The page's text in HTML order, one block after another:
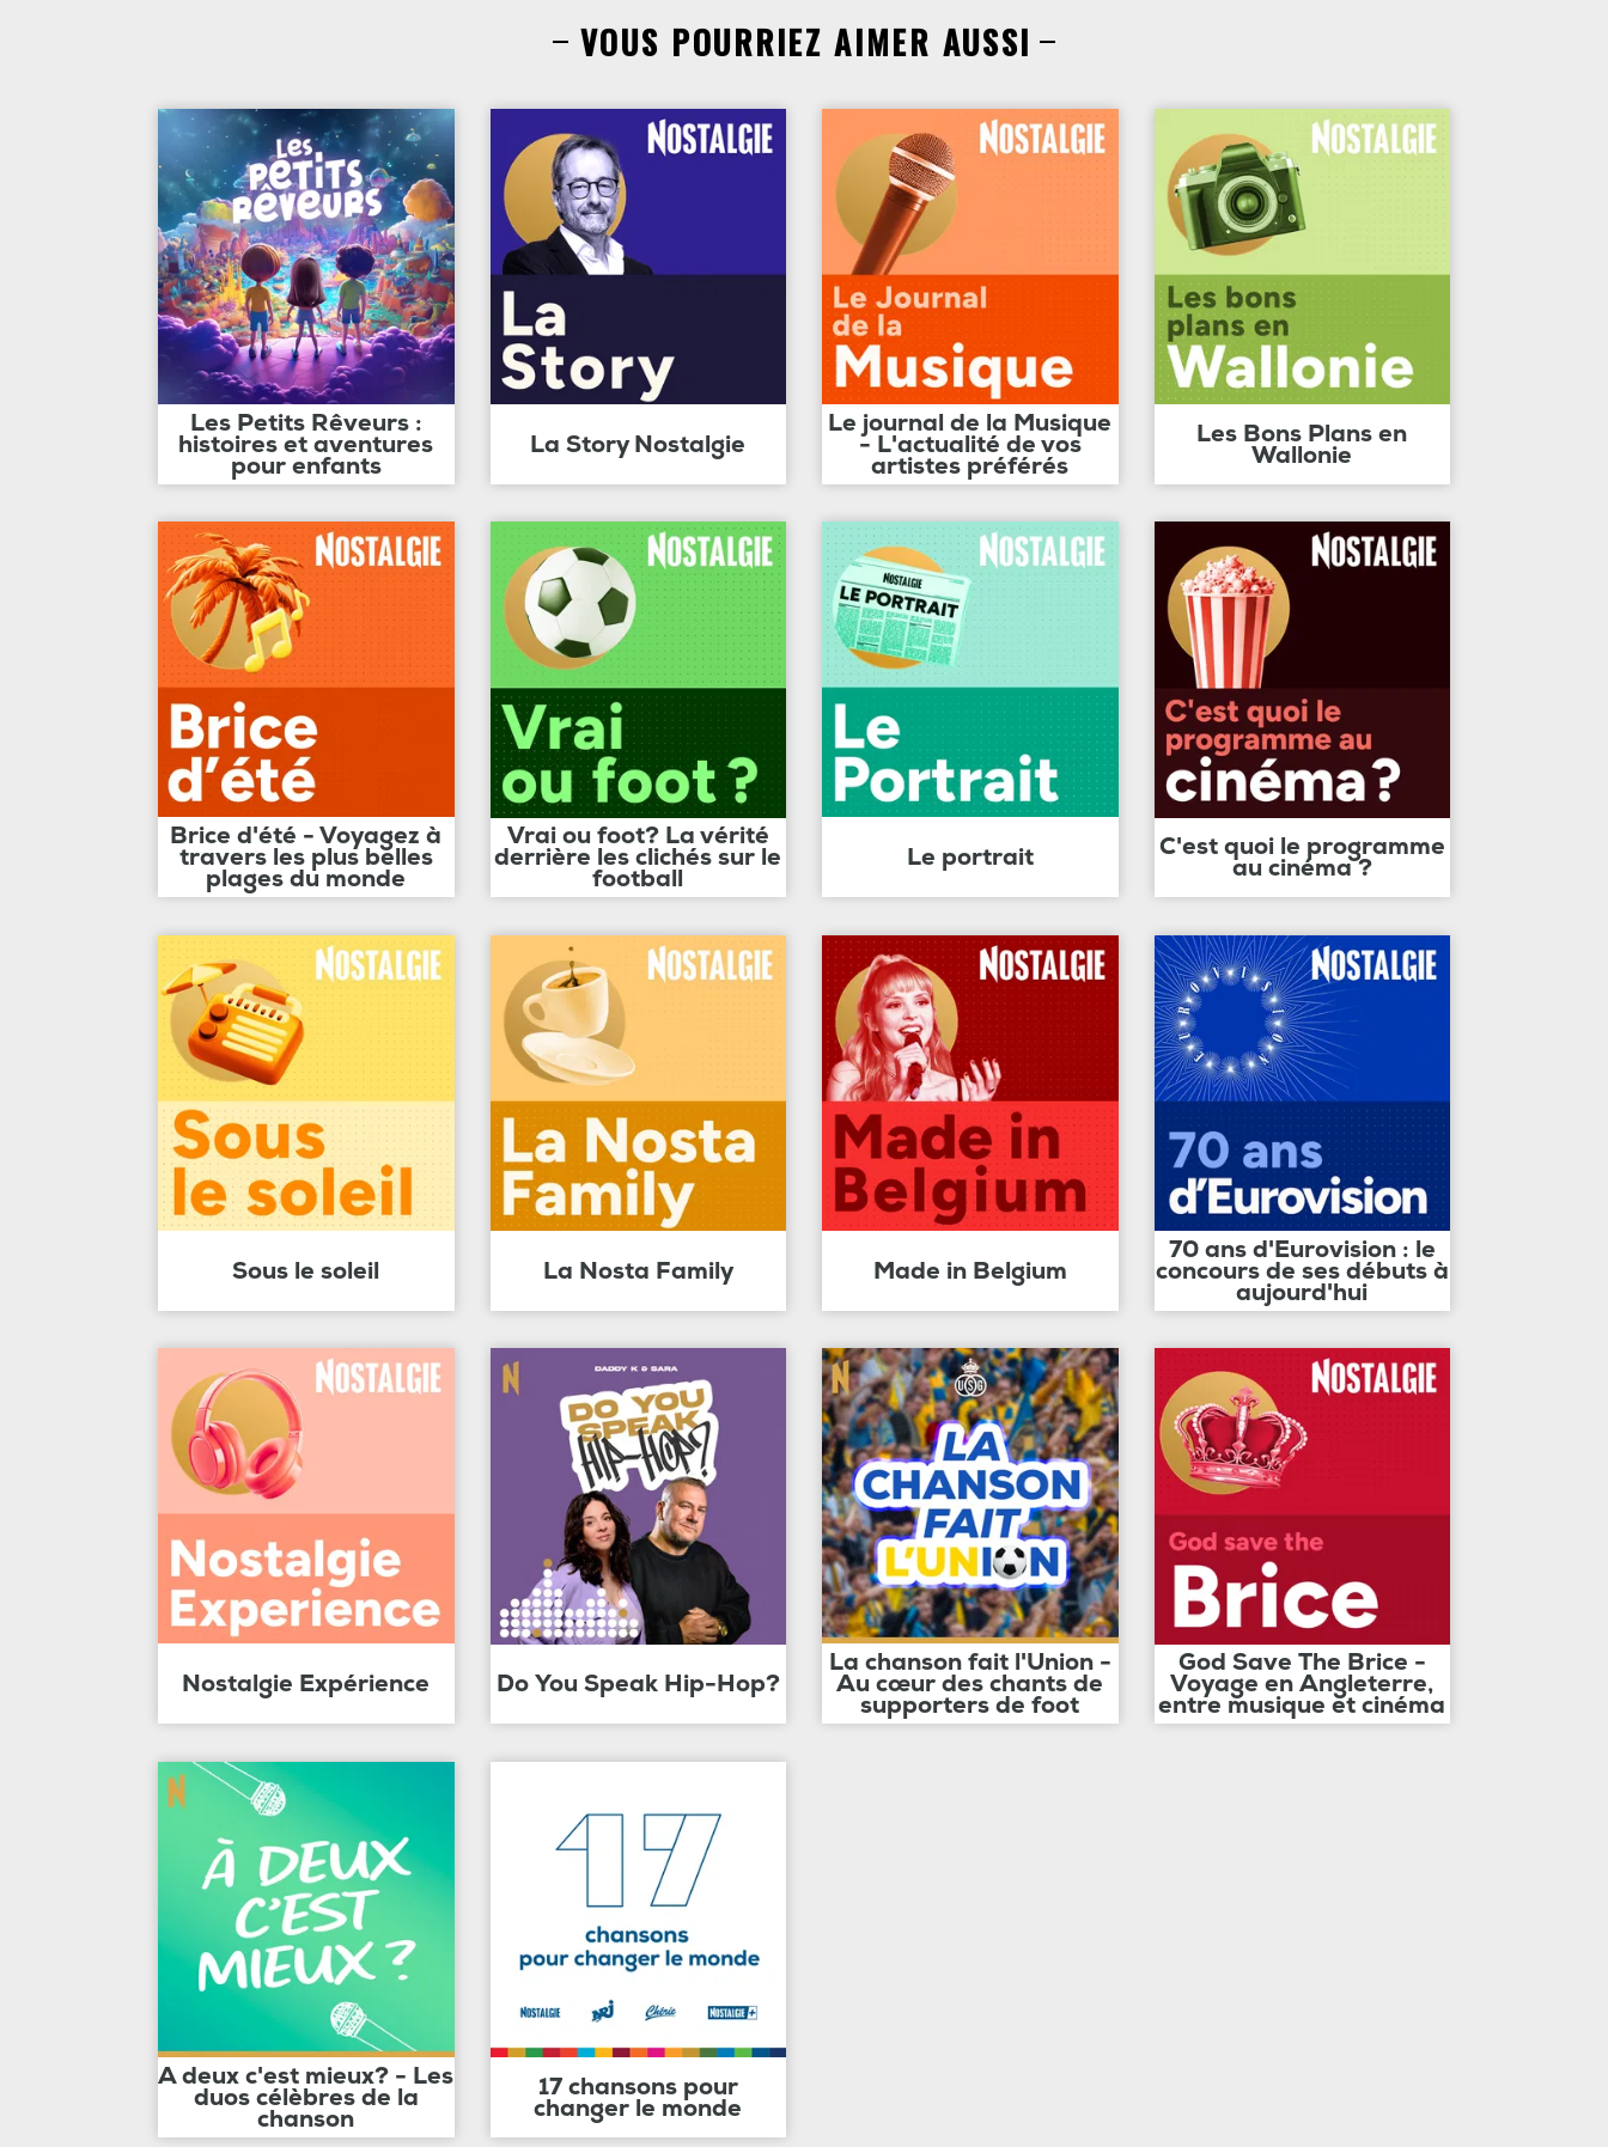
VOUS POURRIEZ AIMER AUSSI
Les Petits Rêveurs :
histoires et aventures
pour enfants
La Story Nostalgie
Le journal de la Musique
- L'actualité de vos
artistes préférés
Les Bons Plans en
Wallonie
Brice d'été - Voyagez à
travers les plus belles
plages du monde
Vrai ou foot? La vérité
derrière les clichés sur le
football
Le portrait C'est quoi le programme
au cinéma ?
Sous le soleil La Nosta Family Made in Belgium
70 ans d'Eurovision : le
concours de ses débuts à
aujourd'hui
Nostalgie Expérience Do You Speak Hip-Hop?
La chanson fait l'Union -
Au cœur des chants de
supporters de foot
God Save The Brice -
Voyage en Angleterre,
entre musique et cinéma
A deux c'est mieux? - Les
duos célèbres de la
chanson
17 chansons pour
changer le monde